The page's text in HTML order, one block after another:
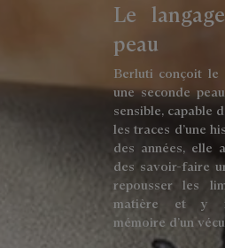
Le
peau
Berluti conçoit le
une seconde
sensible, capable
les traces d’une
des années, elle
des savoir-faire
repousser les
matière et y
mémoire d’un